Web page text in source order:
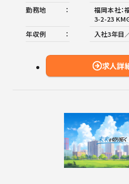
勤務地
福岡本社
3-2-23
年収例
入社3年目
求人詳